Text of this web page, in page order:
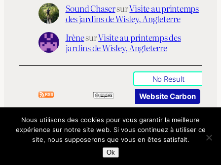
Sound ChasersurVisite au printemps
des jardins de Wisley, Angleterre
IrènesurVisite au printemps des
jardins de Wisley, Angleterre
No Result
Website Carbon
Grooves & Memories Proudly powered byWordPress
Nous utilisons des cookies pour vous garantir la meilleure
expérience sur notre site web. Si vous continuez à utiliser ce
site, nous supposerons que vous en êtes satisfait.
Ok